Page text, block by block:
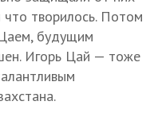
что творилось. Потом
будущим
Игорь Цай — тоже